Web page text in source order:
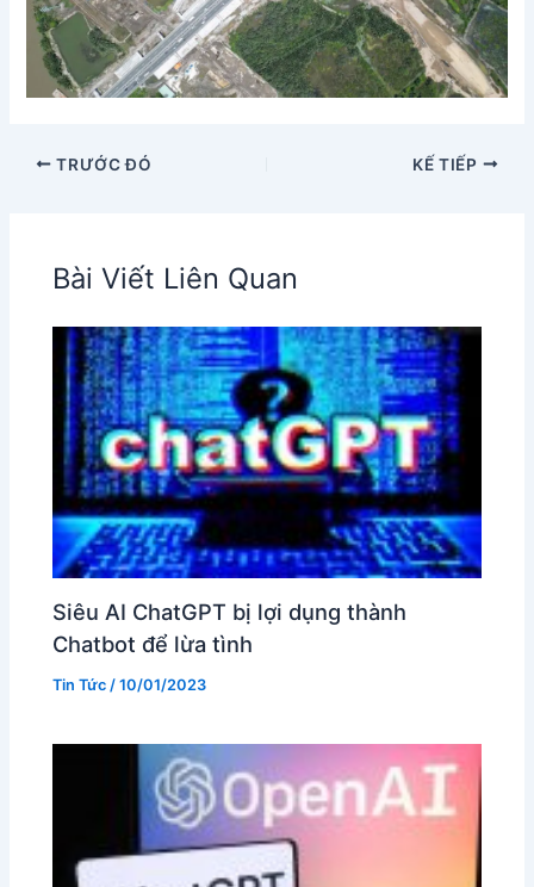
TRƯỚC ĐÓ KẾ TIẾP
Bài Viết Liên Quan
Siêu AI ChatGPT bị lợi dụng thành
Chatbot để lừa tình
Tin Tức /10/01/2023